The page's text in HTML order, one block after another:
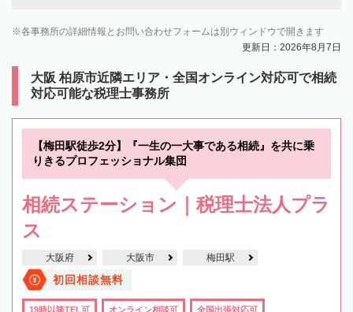
各事務所の詳細情報とお問い合わせフォームは別ウィンドウで開きます
更新日：2026年8月7日
大阪 柏原市近隣エリア・全国オンライン対応可で相続
対応可能な税理士事務所
【梅田駅徒歩2分】『一生の一大事である相続』を共に乗
りきるプロフェッショナル集団
相続ステーション｜税理士法人プラ
ス
大阪府 大阪市 梅田駅
初回相談無料
19時以降TEL可 オンライン相談可 全国出張対応可